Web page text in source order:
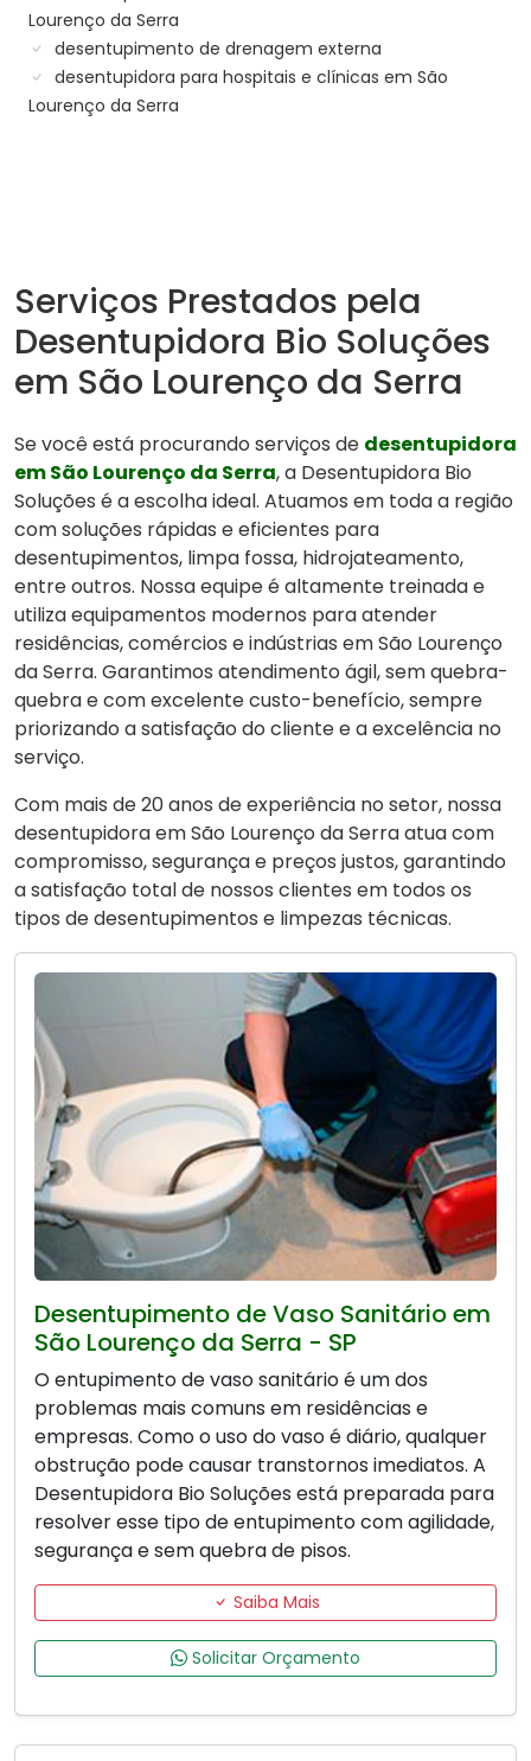
Lourenço da Serra
desentupimento de drenagem externa
desentupidora para hospitais e clínicas em São
Lourenço da Serra
Serviços Prestados pela
Desentupidora Bio Soluções
em São Lourenço da Serra
Se você está procurando serviços de desentupidora
em São Lourenço da Serra, a Desentupidora Bio
Soluções é a escolha ideal. Atuamos em toda a região
com soluções rápidas e eficientes para
desentupimentos, limpa fossa, hidrojateamento,
entre outros. Nossa equipe é altamente treinada e
utiliza equipamentos modernos para atender
residências, comércios e indústrias em São Lourenço
da Serra. Garantimos atendimento ágil, sem quebra-
quebra e com excelente custo-benefício, sempre
priorizando a satisfação do cliente e a excelência no
serviço.
Com mais de 20 anos de experiência no setor, nossa
desentupidora em São Lourenço da Serra atua com
compromisso, segurança e preços justos, garantindo
a satisfação total de nossos clientes em todos os
tipos de desentupimentos e limpezas técnicas.
Desentupimento de Vaso Sanitário em
São Lourenço da Serra - SP
O entupimento de vaso sanitário é um dos
problemas mais comuns em residências e
empresas. Como o uso do vaso é diário, qualquer
obstrução pode causar transtornos imediatos. A
Desentupidora Bio Soluções está preparada para
resolver esse tipo de entupimento com agilidade,
segurança e sem quebra de pisos.
Saiba Mais
Solicitar Orçamento